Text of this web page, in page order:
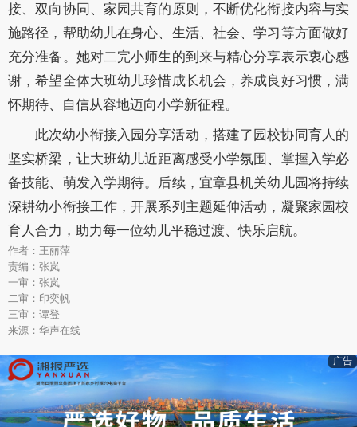
接、双向协同、家园共育的原则，不断优化衔接内容与实
施路径，帮助幼儿在身心、生活、社会、学习等方面做好
充分准备。她对二完小师生的到来与精心分享表示衷心感
谢，希望全体大班幼儿珍惜成长机会，养成良好习惯，满
怀期待、自信从容地迈向小学新征程。
此次幼小衔接入园分享活动，搭建了园校协同育人的
坚实桥梁，让大班幼儿近距离感受小学氛围、掌握入学必
备技能、萌发入学期待。后续，宜章县机关幼儿园将持续
深耕幼小衔接工作，开展系列主题延伸活动，凝聚家园校
育人合力，助力每一位幼儿平稳过渡、快乐启航。
作者：王丽萍
责编：张岚
一审：张岚
二审：印奕帆
三审：谭登
来源：华声在线
广告